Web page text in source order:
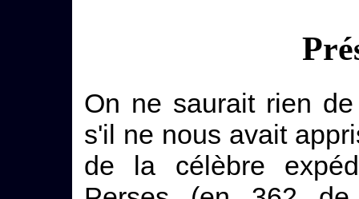
On ne saurait rien
s'il ne nous avait
de la célèbre